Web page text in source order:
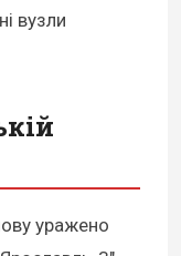
вузли
уражено